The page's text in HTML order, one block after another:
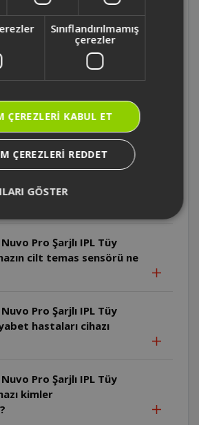
Nuvo Pro Şarjlı IPL Tüy
testi sonrası ne kadar
Nuvo Pro Şarjlı IPL Tüy
hangi enerji
Nuvo Pro Şarjlı IPL Tüy
teknolojisi hangi tüy
Pro Şarjlı IPL Tüy
cilt temas sensörü ne
Pro Şarjlı IPL Tüy
hastaları cihazı
Pro Şarjlı IPL Tüy
kimler
Sınıflandırılmamış
çerezler
ÇEREZLERI KABUL ET
ÇEREZLERI REDDET
GÖSTER